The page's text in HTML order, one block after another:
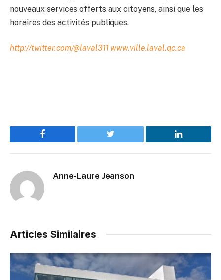
nouveaux services offerts aux citoyens, ainsi que les
horaires des activités publiques.
http://twitter.com/@laval311 www.ville.laval.qc.ca
Facebook Twitter LinkedIn
Anne-Laure Jeanson
Articles Similaires